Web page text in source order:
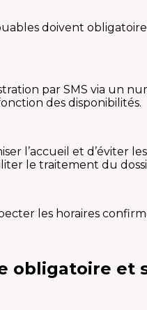
doivent
par SMS via un
des disponibilités.
l’accueil et
le traitement du
les horaires
obligatoire et